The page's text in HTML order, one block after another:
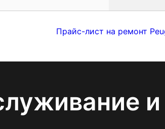
Прайс-лист на ремонт